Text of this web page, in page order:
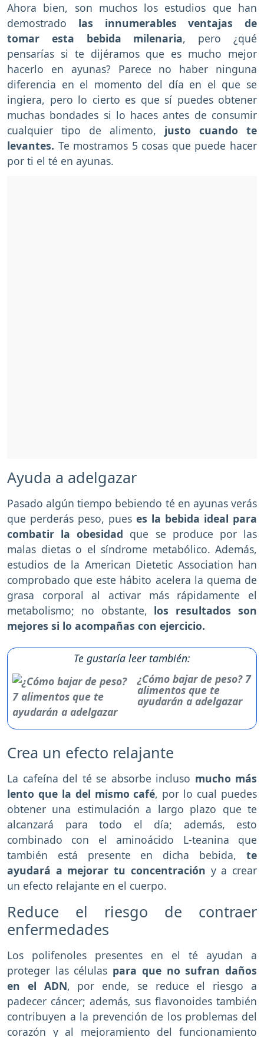
Ahora bien, son muchos los estudios que han
demostrado las innumerables ventajas de
tomar esta bebida milenaria, pero ¿qué
pensarías si te dijéramos que es mucho mejor
hacerlo en ayunas? Parece no haber ninguna
diferencia en el momento del día en el que se
ingiera, pero lo cierto es que sí puedes obtener
muchas bondades si lo haces antes de consumir
cualquier tipo de alimento, justo cuando te
levantes. Te mostramos 5 cosas que puede hacer
por ti el té en ayunas.
Ayuda a adelgazar
Pasado algún tiempo bebiendo té en ayunas verás
que perderás peso, pues es la bebida ideal para
combatir la obesidad que se produce por las
malas dietas o el síndrome metabólico. Además,
estudios de la American Dietetic Association han
comprobado que este hábito acelera la quema de
grasa corporal al activar más rápidamente el
metabolismo; no obstante, los resultados son
mejores si lo acompañas con ejercicio.
Te gustaría leer también:
¿Cómo bajar de peso? 7
alimentos que te
ayudarán a adelgazar
Crea un efecto relajante
La cafeína del té se absorbe incluso mucho más
lento que la del mismo café, por lo cual puedes
obtener una estimulación a largo plazo que te
alcanzará para todo el día; además, esto
combinado con el aminoácido L-teanina que
también está presente en dicha bebida, te
ayudará a mejorar tu concentración y a crear
un efecto relajante en el cuerpo.
Reduce el riesgo de contraer
enfermedades
Los polifenoles presentes en el té ayudan a
proteger las células para que no sufran daños
en el ADN, por ende, se reduce el riesgo a
padecer cáncer; además, sus flavonoides también
contribuyen a la prevención de los problemas del
corazón y al mejoramiento del funcionamiento